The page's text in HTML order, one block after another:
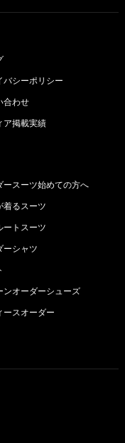
バシーポリシー
合わせ
ア掲載実績
ースーツ始めての方へ
着るスーツ
ートスーツ
ーシャツ
ンオーダーシューズ
ースオーダー